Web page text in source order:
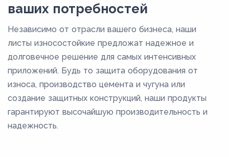
ваших потребностей
Независимо от отрасли вашего бизнеса, наши
листы износостойкие предложат надежное и
долговечное решение для самых интенсивных
приложений. Будь то защита оборудования от
износа, производство цемента и чугуна или
создание защитных конструкций, наши продукты
гарантируют высочайшую производительность и
надежность.